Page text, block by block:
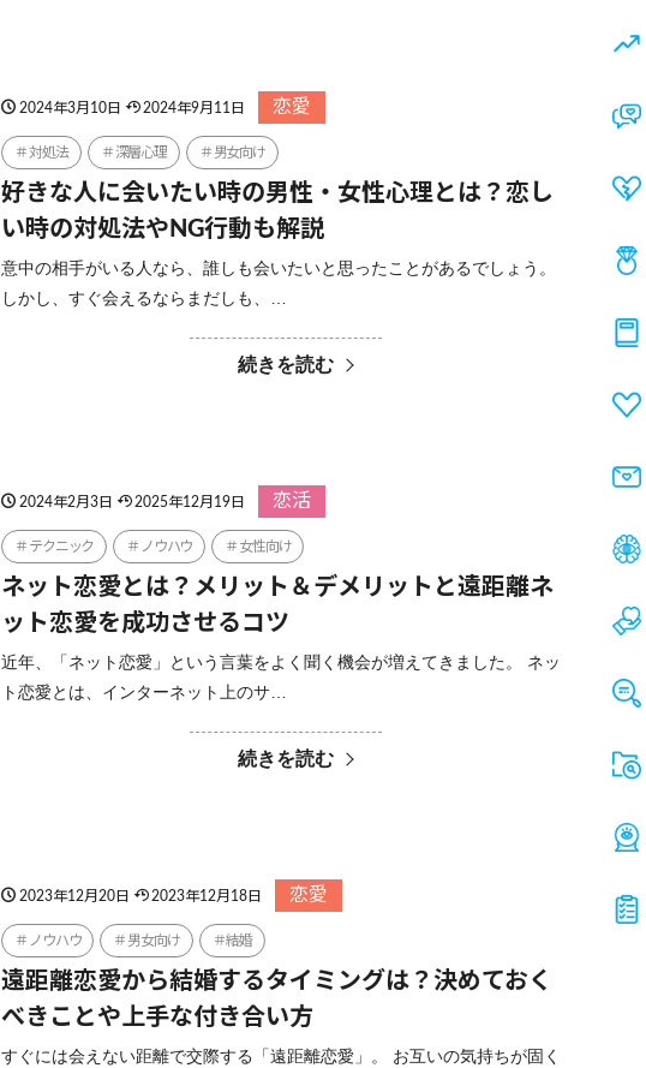
2024年3月10日 2024年9月11日 恋愛
対処法 深層心理 男女向け
好きな人に会いたい時の男性・女性心理とは？恋し
い時の対処法やNG行動も解説
意中の相手がいる人なら、誰しも会いたいと思ったことがあるでしょう。
しかし、すぐ会えるならまだしも、…
続きを読む
2024年2月3日 2025年12月19日 恋活
テクニック ノウハウ 女性向け
ネット恋愛とは？メリット＆デメリットと遠距離ネ
ット恋愛を成功させるコツ
近年、「ネット恋愛」という言葉をよく聞く機会が増えてきました。 ネッ
ト恋愛とは、インターネット上のサ…
続きを読む
2023年12月20日 2023年12月18日 恋愛
ノウハウ 男女向け 結婚
遠距離恋愛から結婚するタイミングは？決めておく
べきことや上手な付き合い方
すぐには会えない距離で交際する「遠距離恋愛」。 お互いの気持ちが固く